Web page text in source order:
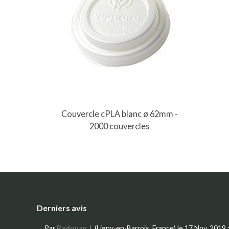
Couvercle cPLA blanc ø 62mm -
2000 couvercles
Derniers avis